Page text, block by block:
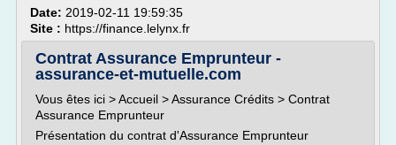
Date: 2019-02-11 19:59:35
Site : https://finance.lelynx.fr
Contrat Assurance Emprunteur -
assurance-et-mutuelle.com
Vous êtes ici > Accueil > Assurance Crédits > Contrat
Assurance Emprunteur
Présentation du contrat d'Assurance Emprunteur